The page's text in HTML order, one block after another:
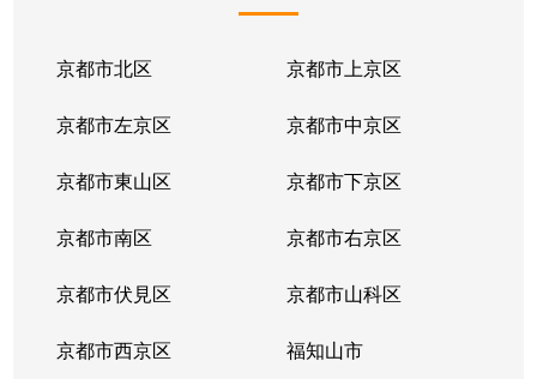
京都市北区 京都市上京区
京都市左京区 京都市中京区
京都市東山区 京都市下京区
京都市南区 京都市右京区
京都市伏見区 京都市山科区
京都市西京区 福知山市